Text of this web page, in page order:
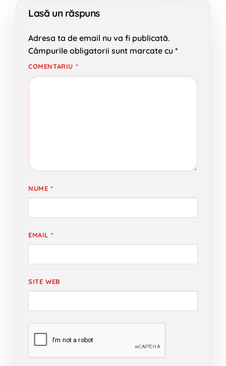
Lasă un răspuns
Adresa ta de email nu va fi publicată.
Câmpurile obligatorii sunt marcate cu *
COMENTARIU *
NUME *
EMAIL *
SITE WEB